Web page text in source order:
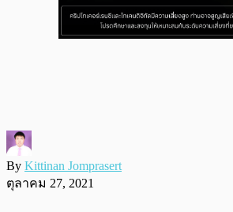
By Kittinan Jomprasert
ตุลาคม 27, 2021